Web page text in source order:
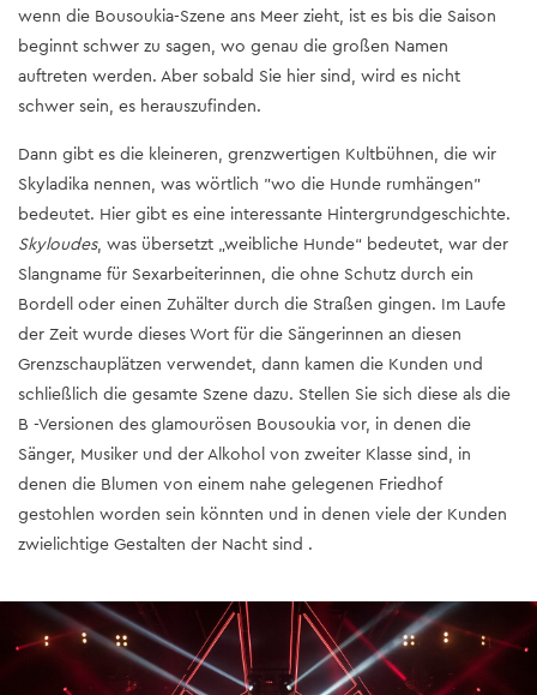
wenn die Bousoukia-Szene ans Meer zieht, ist es bis die Saison
beginnt schwer zu sagen, wo genau die großen Namen
auftreten werden. Aber sobald Sie hier sind, wird es nicht
schwer sein, es herauszufinden.
Dann gibt es die kleineren, grenzwertigen Kultbühnen, die wir
Skyladika nennen, was wörtlich "wo die Hunde rumhängen"
bedeutet. Hier gibt es eine interessante Hintergrundgeschichte.
Skyloudes, was übersetzt „weibliche Hunde“ bedeutet, war der
Slangname für Sexarbeiterinnen, die ohne Schutz durch ein
Bordell oder einen Zuhälter durch die Straßen gingen. Im Laufe
der Zeit wurde dieses Wort für die Sängerinnen an diesen
Grenzschauplätzen verwendet, dann kamen die Kunden und
schließlich die gesamte Szene dazu. Stellen Sie sich diese als die
B -Versionen des glamourösen Bousoukia vor, in denen die
Sänger, Musiker und der Alkohol von zweiter Klasse sind, in
denen die Blumen von einem nahe gelegenen Friedhof
gestohlen worden sein könnten und in denen viele der Kunden
zwielichtige Gestalten der Nacht sind .